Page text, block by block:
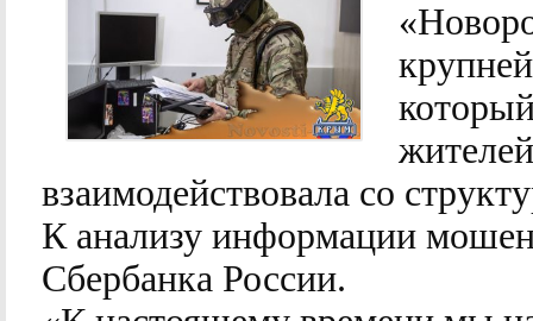
взаимодействовала со
К анализу информации
Сбербанка России.